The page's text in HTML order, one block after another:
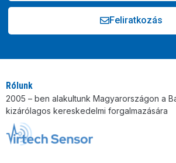
Feliratkozás
Rólunk
2005 – ben alakultunk Magyarországon a
kizárólagos kereskedelmi forgalmazására